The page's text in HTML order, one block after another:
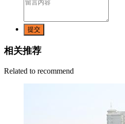
提交
相关推荐
Related to recommend